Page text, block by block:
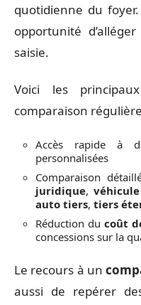
quotidienne du
opportunité
saisie.
Voici les
comparaison
Accès rapide à
personnalisées
Comparaison
juridique,
auto tiers, tiers
Réduction ducoût
concessions sur la
Le recours à un
aussi de repérer